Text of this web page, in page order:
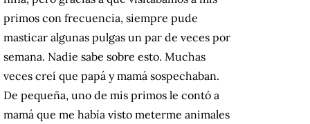
primos con frecuencia, siempre pude
masticar algunas pulgas un par de veces por
semana. Nadie sabe sobre esto. Muchas
veces creí que papá y mamá sospechaban.
De pequeña, uno de mis primos le contó a
mamá que me había visto meterme animales